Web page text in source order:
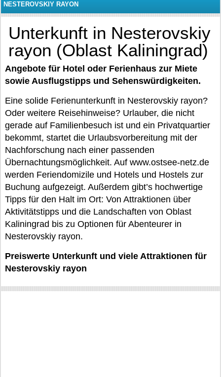
NESTEROVSKIY RAYON
Unterkunft in Nesterovskiy
rayon (Oblast Kaliningrad)
Angebote für Hotel oder Ferienhaus zur Miete
sowie Ausflugstipps und Sehenswürdigkeiten.
Eine solide Ferienunterkunft in Nesterovskiy rayon?
Oder weitere Reisehinweise? Urlauber, die nicht
gerade auf Familienbesuch ist und ein Privatquartier
bekommt, startet die Urlaubsvorbereitung mit der
Nachforschung nach einer passenden
Übernachtungsmöglichkeit. Auf www.ostsee-netz.de
werden Feriendomizile und Hotels und Hostels zur
Buchung aufgezeigt. Außerdem gibt’s hochwertige
Tipps für den Halt im Ort: Von Attraktionen über
Aktivitätstipps und die Landschaften von Oblast
Kaliningrad bis zu Optionen für Abenteurer in
Nesterovskiy rayon.
Preiswerte Unterkunft und viele Attraktionen für
Nesterovskiy rayon